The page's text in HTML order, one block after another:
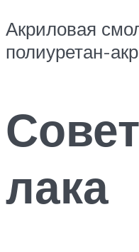
Акриловая
полиуретан-
лака